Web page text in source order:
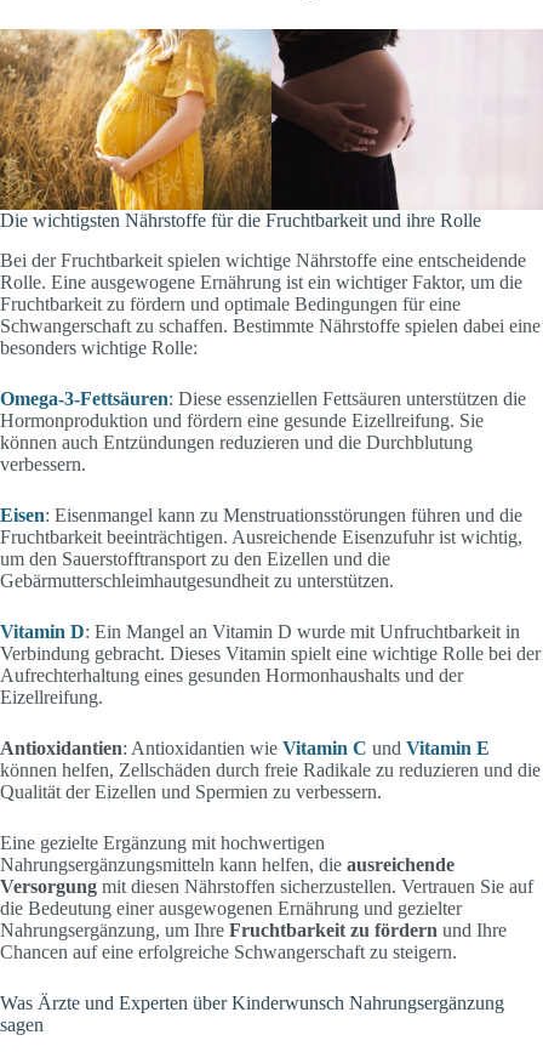
Die wichtigsten Nährstoffe für die Fruchtbarkeit und ihre Rolle
Bei der Fruchtbarkeit spielen wichtige Nährstoffe eine entscheidende
Rolle. Eine ausgewogene Ernährung ist ein wichtiger Faktor, um die
Fruchtbarkeit zu fördern und optimale Bedingungen für eine
Schwangerschaft zu schaffen. Bestimmte Nährstoffe spielen dabei eine
besonders wichtige Rolle:
Omega-3-Fettsäuren: Diese essenziellen Fettsäuren unterstützen die
Hormonproduktion und fördern eine gesunde Eizellreifung. Sie
können auch Entzündungen reduzieren und die Durchblutung
verbessern.
Eisen: Eisenmangel kann zu Menstruationsstörungen führen und die
Fruchtbarkeit beeinträchtigen. Ausreichende Eisenzufuhr ist wichtig,
um den Sauerstofftransport zu den Eizellen und die
Gebärmutterschleimhautgesundheit zu unterstützen.
Vitamin D: Ein Mangel an Vitamin D wurde mit Unfruchtbarkeit in
Verbindung gebracht. Dieses Vitamin spielt eine wichtige Rolle bei der
Aufrechterhaltung eines gesunden Hormonhaushalts und der
Eizellreifung.
Antioxidantien: Antioxidantien wie Vitamin C und Vitamin E
können helfen, Zellschäden durch freie Radikale zu reduzieren und die
Qualität der Eizellen und Spermien zu verbessern.
Eine gezielte Ergänzung mit hochwertigen
Nahrungsergänzungsmitteln kann helfen, die ausreichende
Versorgung mit diesen Nährstoffen sicherzustellen. Vertrauen Sie auf
die Bedeutung einer ausgewogenen Ernährung und gezielter
Nahrungsergänzung, um Ihre Fruchtbarkeit zu fördern und Ihre
Chancen auf eine erfolgreiche Schwangerschaft zu steigern.
Was Ärzte und Experten über Kinderwunsch Nahrungsergänzung
sagen